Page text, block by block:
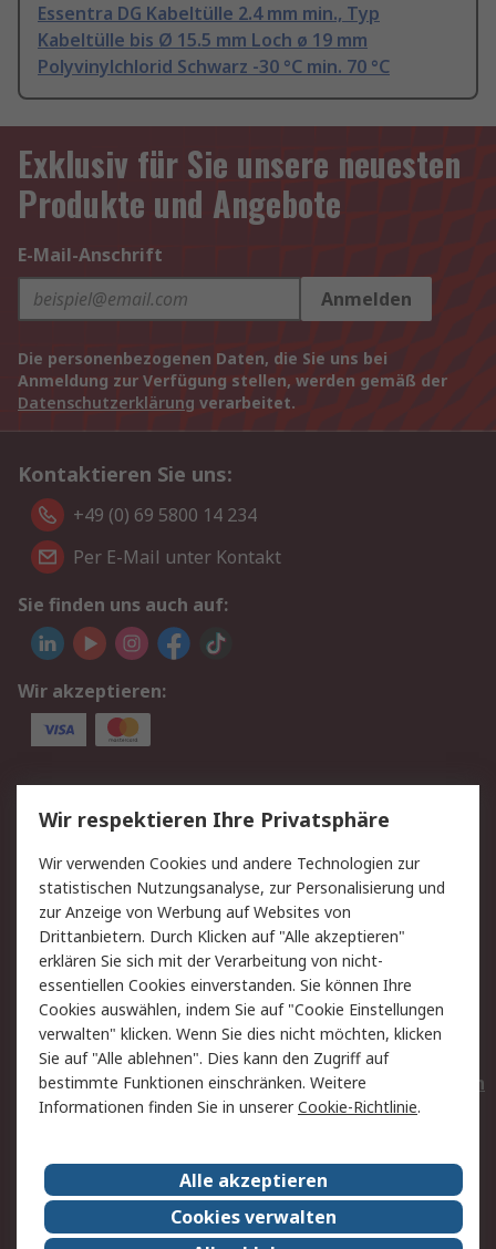
Essentra DG Kabeltülle 2.4 mm min., Typ
Kabeltülle bis Ø 15.5 mm Loch ø 19 mm
Polyvinylchlorid Schwarz -30 °C min. 70 °C
Exklusiv für Sie unsere neuesten
Produkte und Angebote
E-Mail-Anschrift
Anmelden
Die personenbezogenen Daten, die Sie uns bei
Anmeldung zur Verfügung stellen, werden gemäß der
Datenschutzerklärung verarbeitet.
Kontaktieren Sie uns:
+49 (0) 69 5800 14 234
Per E-Mail unter Kontakt
Sie finden uns auch auf:
Wir akzeptieren:
Service
Value Added Services
Lieferlösungen
Rücksendungen
Kontakt
Hilfe
Privatkunden
Rechtliches
AGB
Datenschutz
Cookie-Richtlinie
Zahlungsbedingungen
Copyright/Impressum
Entsorgung
Elektrogeräte/Batterien
RS weltweit
Karriere bei RS
Nachhaltigkeit
Qualität/Umwelt/ZertifikatePresse-Center
Wir respektieren Ihre Privatsphäre
Wir verwenden Cookies und andere Technologien zur
statistischen Nutzungsanalyse, zur Personalisierung und
zur Anzeige von Werbung auf Websites von
Drittanbietern. Durch Klicken auf "Alle akzeptieren"
erklären Sie sich mit der Verarbeitung von nicht-
essentiellen Cookies einverstanden. Sie können Ihre
Cookies auswählen, indem Sie auf "Cookie Einstellungen
verwalten" klicken. Wenn Sie dies nicht möchten, klicken
Sie auf "Alle ablehnen". Dies kann den Zugriff auf
bestimmte Funktionen einschränken. Weitere
Informationen finden Sie in unsererCookie-Richtlinie.
Alle akzeptieren
Cookies verwalten